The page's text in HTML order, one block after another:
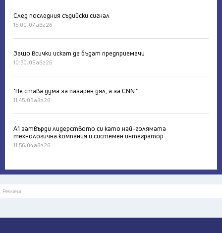
След последния съдийски сигнал
15:00, 07 авг 26
Защо всички искат да бъдат предприемачи
10:30, 06 авг 26
"Не става дума за пазарен дял, а за CNN."
11:45, 05 авг 26
А1 затвърди лидерството си като най-голямата
технологична компания и системен интегратор
11:56, 04 авг 26
Реклама